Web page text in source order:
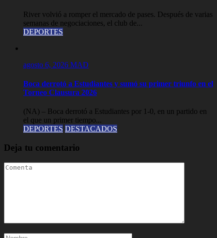
River volvió a romper el mercado de pases. Después de varias
semanas de negociaciones, el club de...
DEPORTES
agosto 6, 2026 MAD
Boca derrotó a Estudiantes y sumó su primer triunfo en el
Torneo Clausura 2026
(NA) – Boca derrotó a Estudiantes por 1-0, en un partido en
el que un primer tiempo...
DEPORTES DESTACADOS
Deja tu comentario